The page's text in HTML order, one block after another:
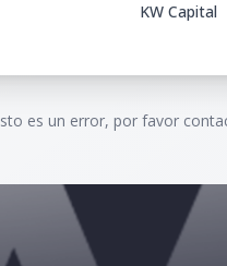
KW Capital
es un error, por favor